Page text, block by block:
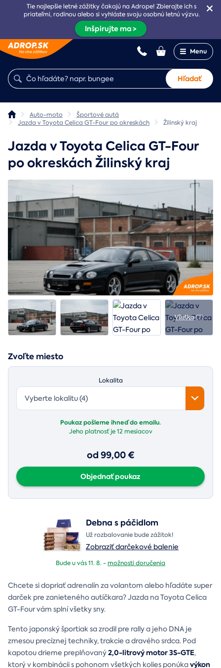
Tie najlepšie letné zážitky čakajú na Adrope! Zbierajte ich s
priateľmi, rodinou alebo si vyhláste svoju osobnú letnú výzvu.
Inšpirujte ma >
Menu
Hľadať
Auto-moto
Športové autá
Jazda v Toyota Celica GT-Four po okreskách
Žilinský kraj
Jazda v Toyota Celica GT-Four
po okreskách Žilinský kraj
Všetko(7)
Zvoľte miesto
Lokalita
Vyberte lokalitu (4)
Poukaz pošleme ihneď do emailu.
Jeho platnosť je12 mesiacov
od 99,00 €
Objednať poukaz
Debna s páčidlom
Už rozbalovanie bude zážitok!
Zobraziť darčekové balenie
Bude u vás 11. 8. -možnosti doručenia
Chcete si dopriať adrenalín za volantom alebo hľadáte super
darček pre zanieteného autíčkara? Jazda na Toyota Celica
GT-Four vám splní všetky sny.
Tento japonský športiak sa zrodil pre rally a jeho DNA je
zmesou precíznej techniky, trakcie a dravého srdca. Pod
kapotou drieme preplňovaný2,0-litrový motor 3S-GTE,
ktorý v kombinácii s pohonom všetkých kolies ponúkavýkon